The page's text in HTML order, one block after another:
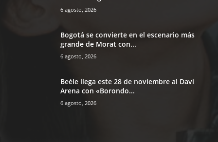
6 agosto, 2026
Bogotá se convierte en el escenario más
grande de Morat con...
6 agosto, 2026
Beéle llega este 28 de noviembre al Davi
Arena con «Borondo...
6 agosto, 2026